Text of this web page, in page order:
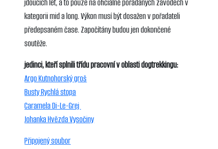
jdoucích let, a to pouze na oficiálně pořádaných závodech v
kategorii mid a long. Výkon musí být dosažen v pořadateli
předepsaném čase. Započítány budou jen dokončené
soutěže.
jedinci, kteří splnili třídu pracovní v oblasti dogtrekkingu:
Argo Kutnohorský groš
Busty Rychlá stopa
Caramela Di-Le-Grej
Johanka Hvězda Vysočiny
Připojený soubor